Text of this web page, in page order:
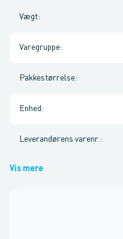
Vægt:
Varegruppe:
Pakkestørrelse:
Enhed :
Leverandørens varenr. :
Vis mere